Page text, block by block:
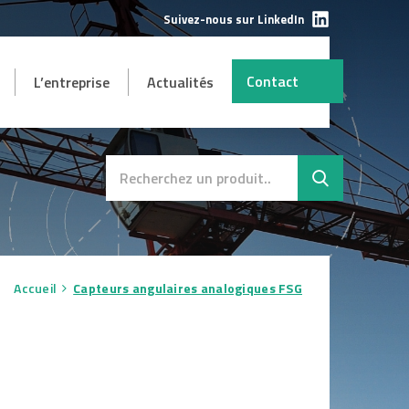
AUTRES
Destockage
L’entreprise Actualités Contact
Suivez-nous sur LinkedIn
Accueil Capteurs angulaires analogiques FSG